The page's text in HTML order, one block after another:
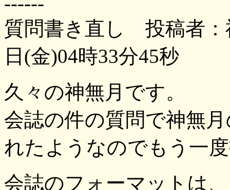
質問書き直し 投稿者
日(金)04時33分45秒
久々の神無月です。
会誌の件の質問で神無
れたようなのでもう一
会誌のフォーマットは、